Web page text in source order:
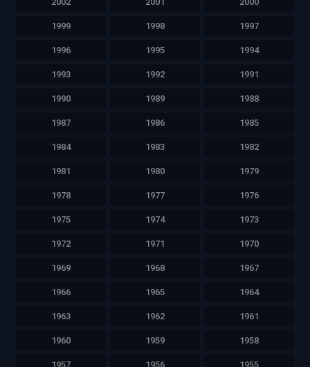
1999 1998 1997
1996 1995 1994
1993 1992 1991
1990 1989 1988
1987 1986 1985
1984 1983 1982
1981 1980 1979
1978 1977 1976
1975 1974 1973
1972 1971 1970
1969 1968 1967
1966 1965 1964
1963 1962 1961
1960 1959 1958
1957 1956 1955